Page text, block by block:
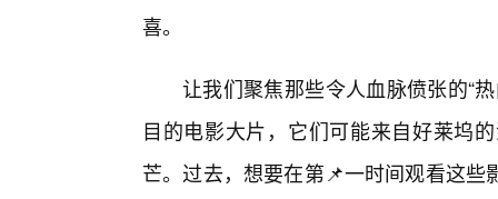
喜。
让我们聚焦那些令人血脉偾张的“
目的电影大片，它们可能来自好莱坞
芒。过去，想要在第📌一时间观看这